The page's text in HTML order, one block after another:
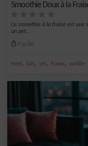
Smoothie Doux à la
Ce smoothie à la fraise est une
un pet...
Facile
miel , lait, sel , fraise, vanille